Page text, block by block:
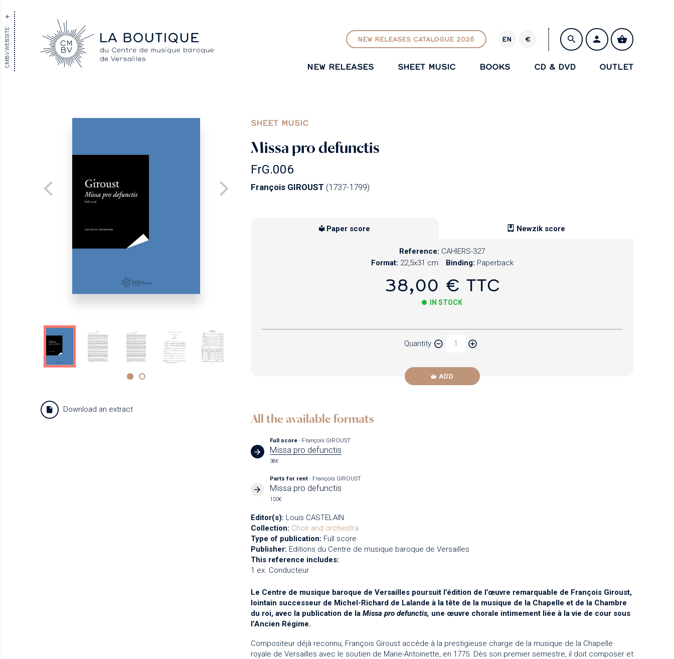
CMBV WEBSITE NEW RELEASES CATALOGUE 2026 EN
R
€
NEW RELEASES SHEET MUSIC BOOKS CD & DVD OUTLET
SHEET MUSIC
Missa pro defunctis
FrG.006
François GIROUST (1737-1799)
Download an extract
Paper score Newzik score
Reference: CAHIERS-327
Format: 22,5x31 cm Binding: Paperback
38,00 € TTC
IN STOCK
Quantity
ADD
All the available formats
Full score- François GIROUST
Missa pro defunctis
38€
Parts for rent- François GIROUST
Missa pro defunctis
150€
Editor(s): Louis CASTELAIN
Collection: Choir and orchestra
Type of publication: Full score
Publisher: Editions du Centre de musique baroque de Versailles
This reference includes:
1 ex. Conducteur
Le Centre de musique baroque de Versailles poursuit l’édition de l’œuvre remarquable de François Giroust,
lointain successeur de Michel-Richard de Lalande à la tête de la musique de la Chapelle et de la Chambre
du roi, avec la publication de la Missa pro defunctis, une œuvre chorale intimement liée à la vie de cour sous
l’Ancien Régime.
Compositeur déjà reconnu, François Giroust accède à la prestigieuse charge de la musique de la Chapelle
royale de Versailles avec le soutien de Marie-Antoinette, en 1775. Dès son premier semestre, il doit composer et